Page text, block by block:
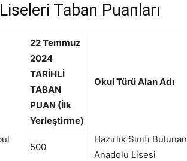
Taban Puanları
22 Temmuz
2024
TARİHLİ
TABAN
PUAN (İlk
Yerleştirme)
Okul Türü Alan Adı
500
Hazırlık Sınıfı Bulunan
Anadolu Lisesi